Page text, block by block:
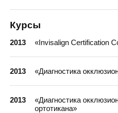
Курсы
2013 «Invisalign Certification
2013 «Диагностика
2013
«Диагностика
ортотикана»